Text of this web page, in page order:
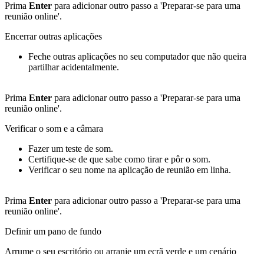
Prima Enter para adicionar outro passo a 'Preparar-se para uma
reunião online'.
Encerrar outras aplicações
Feche outras aplicações no seu computador que não queira
partilhar acidentalmente.
Prima Enter para adicionar outro passo a 'Preparar-se para uma
reunião online'.
Verificar o som e a câmara
Fazer um teste de som.
Certifique-se de que sabe como tirar e pôr o som.
Verificar o seu nome na aplicação de reunião em linha.
Prima Enter para adicionar outro passo a 'Preparar-se para uma
reunião online'.
Definir um pano de fundo
Arrume o seu escritório ou arranje um ecrã verde e um cenário